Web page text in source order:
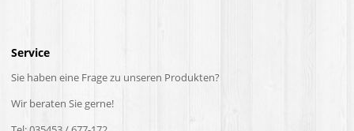
Service
Sie haben eine Frage zu unseren Produkten?
Wir beraten Sie gerne!